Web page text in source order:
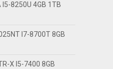
I5-8250U 4GB 1TB
I7-8700T 8GB
X I5-7400 8GB